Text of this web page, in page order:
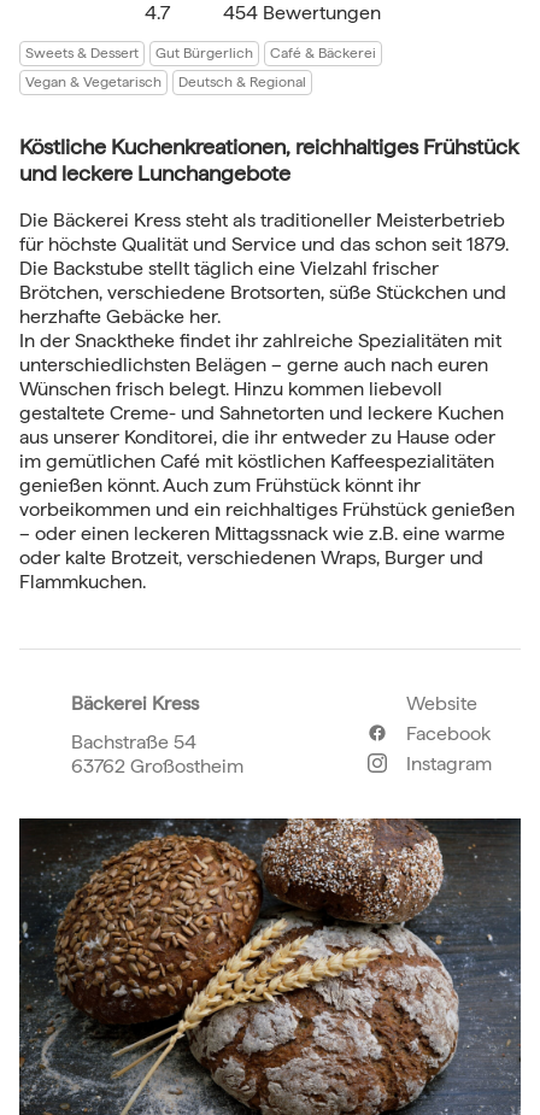
4.7 454 Bewertungen
Sweets & Dessert Gut Bürgerlich
Café & Bäckerei
Vegan & Vegetarisch
Deutsch & Regional
Köstliche Kuchenkreationen, reichhaltiges Frühstück
und leckere Lunchangebote
Die Bäckerei Kress steht als traditioneller Meisterbetrieb
für höchste Qualität und Service und das schon seit 1879.
Die Backstube stellt täglich eine Vielzahl frischer
Brötchen, verschiedene Brotsorten, süße Stückchen und
herzhafte Gebäcke her.
In der Snacktheke findet ihr zahlreiche Spezialitäten mit
unterschiedlichsten Belägen – gerne auch nach euren
Wünschen frisch belegt. Hinzu kommen liebevoll
gestaltete Creme- und Sahnetorten und leckere Kuchen
aus unserer Konditorei, die ihr entweder zu Hause oder
im gemütlichen Café mit köstlichen Kaffeespezialitäten
genießen könnt. Auch zum Frühstück könnt ihr
vorbeikommen und ein reichhaltiges Frühstück genießen
– oder einen leckeren Mittagssnack wie z.B. eine warme
oder kalte Brotzeit, verschiedenen Wraps, Burger und
Flammkuchen.
Bäckerei Kress
Bachstraße 54
63762 Großostheim
Website
Facebook
Instagram